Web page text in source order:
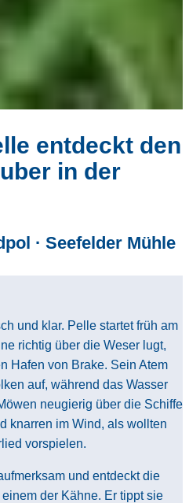
entdeckt den
in der
· Seefelder Mühle
und klar. Pelle startet früh am
richtig über die Weser lugt,
Hafen von Brake. Sein Atem
auf, während das Wasser
neugierig über die Schiffe
knarren im Wind, als wollten
vorspielen.
und entdeckt die
der Kähne. Er tippt sie